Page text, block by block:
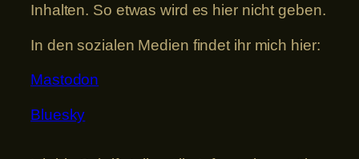
Inhalten. So etwas wird es hier nicht geben.
In den sozialen Medien findet ihr mich hier:
Mastodon
Bluesky